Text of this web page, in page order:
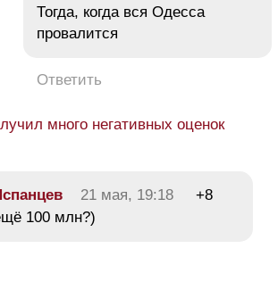
Тогда, когда вся Одесса
провалится
Ответить
много негативных оценок
21 мая, 19:18
+8
100 млн?)